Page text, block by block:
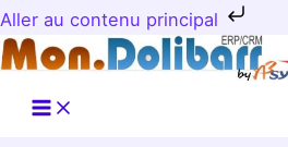
Aller au contenu principal
Aller
au
contenu